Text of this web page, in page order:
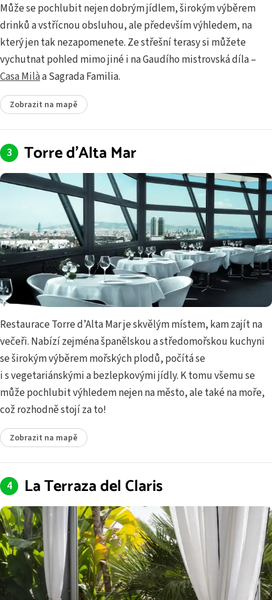
Může se pochlubit nejen dobrým jídlem, širokým výběrem
drinků a vstřícnou obsluhou, ale především výhledem, na
který jen tak nezapomenete. Ze střešní terasy si můžete
vychutnat pohled mimo jiné i na Gaudího mistrovská díla –⁠
Casa Milàa Sagrada Familia.
Zobrazit na mapě
Torre d'Alta Mar
Restaurace Torre d’Alta Mar je skvělým místem, kam zajít na
večeři. Nabízí zejména španělskou a středomořskou kuchyni
se širokým výběrem mořských plodů, počítá se
i s vegetariánskými a bezlepkovými jídly. K tomu všemu se
může pochlubit výhledem nejen na město, ale také na moře,
což rozhodně stojí za to!
Zobrazit na mapě
La Terraza del Claris